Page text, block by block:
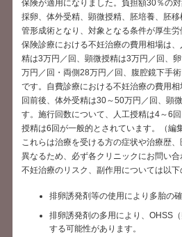
保険が適用になりました。負担額30％の
採卵、体外受精、顕微授精、胚培養、胚
管形成術となり、対象となる条件が厚生労
保険診療における不妊治療の費用相場は
精は3万円／回、顕微授精は3万円／回、
万円／回・両側28万円／回、腹腔鏡下手
です。自費診療における不妊治療の費用
回前後、体外受精は30～50万円／回、顕
す。施行回数について、人工授精は4～6
授精は6回が一般的とされています。（編
これらは治療を受ける方の症状や治療歴
異なるため、必ず各クリニックにお問い合
不妊治療のリスク、副作用については以下
排卵誘発剤等の使用により多胎の
排卵誘発剤の多用により、OHSS
する可能性があります。